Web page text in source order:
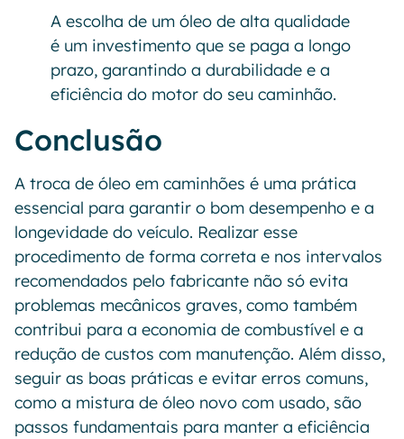
A escolha de um óleo de alta qualidade
é um investimento que se paga a longo
prazo, garantindo a durabilidade e a
eficiência do motor do seu caminhão.
Conclusão
A troca de óleo em caminhões é uma prática
essencial para garantir o bom desempenho e a
longevidade do veículo. Realizar esse
procedimento de forma correta e nos intervalos
recomendados pelo fabricante não só evita
problemas mecânicos graves, como também
contribui para a economia de combustível e a
redução de custos com manutenção. Além disso,
seguir as boas práticas e evitar erros comuns,
como a mistura de óleo novo com usado, são
passos fundamentais para manter a eficiência